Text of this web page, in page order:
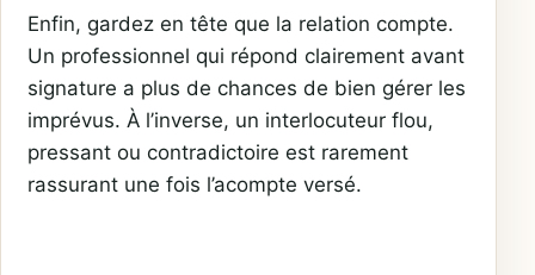
Enfin, gardez en tête que la relation compte.
Un professionnel qui répond clairement avant
signature a plus de chances de bien gérer les
imprévus. À l’inverse, un interlocuteur flou,
pressant ou contradictoire est rarement
rassurant une fois l’acompte versé.